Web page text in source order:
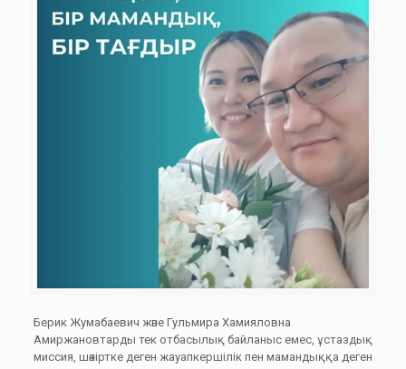
Берик Жумабаевич және Гульмира Хамияловна
Амиржановтарды тек отбасылық байланыс емес, ұстаздық
миссия, шәкіртке деген жауапкершілік пен мамандыққа деген